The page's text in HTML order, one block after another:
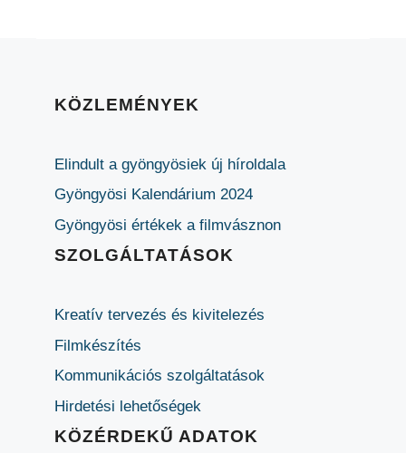
KÖZLEMÉNYEK
Elindult a gyöngyösiek új híroldala
Gyöngyösi Kalendárium 2024
Gyöngyösi értékek a filmvásznon
SZOLGÁLTATÁSOK
Kreatív tervezés és kivitelezés
Filmkészítés
Kommunikációs szolgáltatások
Hirdetési lehetőségek
KÖZÉRDEKŰ ADATOK